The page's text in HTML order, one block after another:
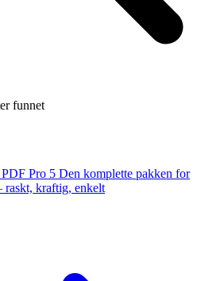
funnet
PDF Pro 5 Den komplette pakken for
kraftig, enkelt